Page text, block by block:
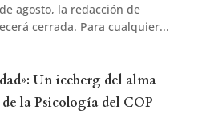
agosto, la redacción de
cerrada. Para cualquier...
Un iceberg del alma
la Psicología del COP